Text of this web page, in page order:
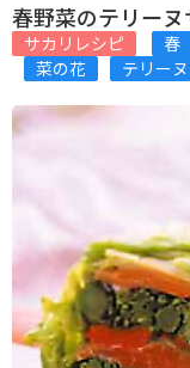
春野菜のテリー
サカリレシピ 春
菜の花
テリーヌ